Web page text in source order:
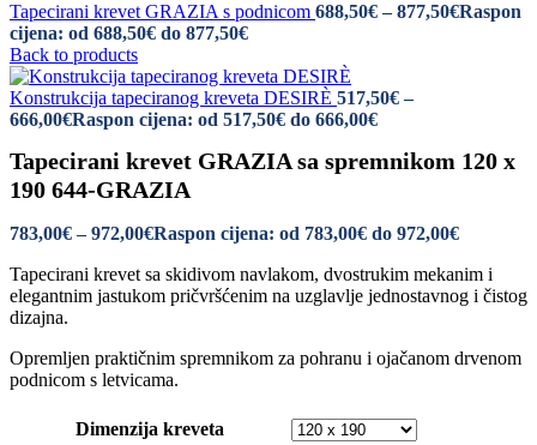
Tapecirani krevet GRAZIA s podnicom 688,50€ – 877,50€Raspon
cijena: od 688,50€ do 877,50€
Back to products
Konstrukcija tapeciranog kreveta DESIRÈ 517,50€ –
666,00€Raspon cijena: od 517,50€ do 666,00€
Tapecirani krevet GRAZIA sa spremnikom 120 x
190 644-GRAZIA
783,00€ – 972,00€Raspon cijena: od 783,00€ do 972,00€
Tapecirani krevet sa skidivom navlakom, dvostrukim mekanim i
elegantnim jastukom pričvršćenim na uzglavlje jednostavnog i čistog
dizajna.
Opremljen praktičnim spremnikom za pohranu i ojačanom drvenom
podnicom s letvicama.
Dimenzija kreveta